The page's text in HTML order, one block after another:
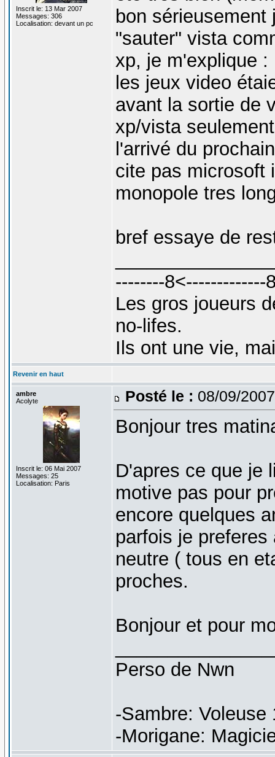
Inscrit le: 13 Mar 2007
Messages: 306
Localisation: devant un pc
bon
"sauter" vista
xp, je m'explique :
les jeux video
avant la sortie de
xp/vista
l'arrivé du
cite pas microsoft
monopole tres
bref essaye de
--------8<-------------
Les gros joueurs
no-lifes.
Ils ont une vie,
Revenir en haut
ambre
Acolyte
Inscrit le: 06 Mai 2007
Messages: 25
Localisation: Paris
Posté le : 08/09/
Bonjour tres
D'apres ce que je
motive pas pour
encore quelques
parfois je
neutre ( tous en
proches.
Bonjour et pour
Perso de Nwn
-Sambre: Voleuse
-Morigane: